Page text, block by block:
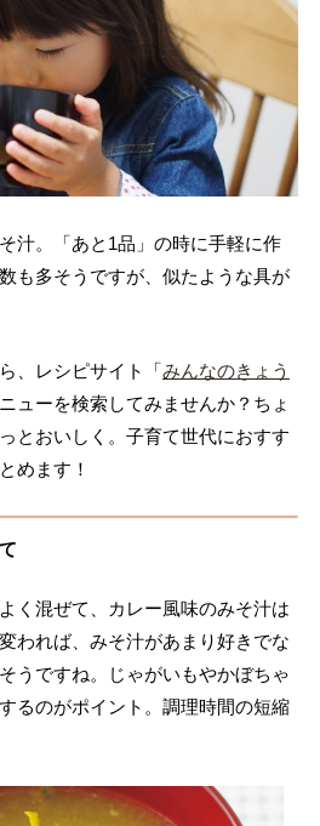
汁。「あと1品」の時に手軽に作
も多そうですが、似たような具が
、レシピサイト「みんなのきょう
ューを検索してみませんか？ちょ
とおいしく。子育て世代におすす
めます！
く混ぜて、カレー風味のみそ汁は
われば、みそ汁があまり好きでな
うですね。じゃがいもやかぼちゃ
るのがポイント。調理時間の短縮